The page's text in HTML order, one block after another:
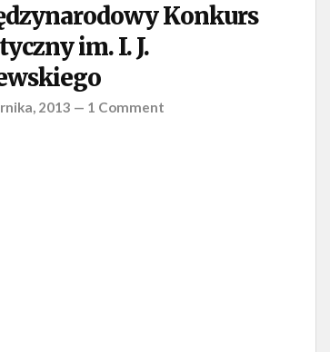
Konkurs
im. I. J.
2013 — 1 Comment